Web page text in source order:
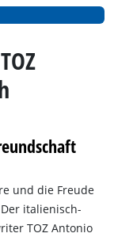
und die Freude
italienisch-
TOZ Antonio